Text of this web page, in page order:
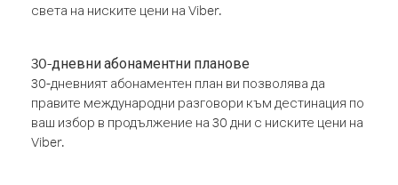
света на ниските цени на Viber.
30-дневни абонаментни планове
30-дневният абонаментен план ви позволява да
правите международни разговори към дестинация по
ваш избор в продължение на 30 дни с ниските цени на
Viber.